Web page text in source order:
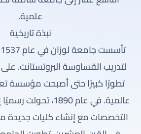
علمية.
نبذة تاريخية
لتدريب القساوسة البروتستانت.
تطورًا كبيرًا حتى أصبحت مؤسسة
عالمية. في عام
التخصصات مع إنشاء كليات جديدة